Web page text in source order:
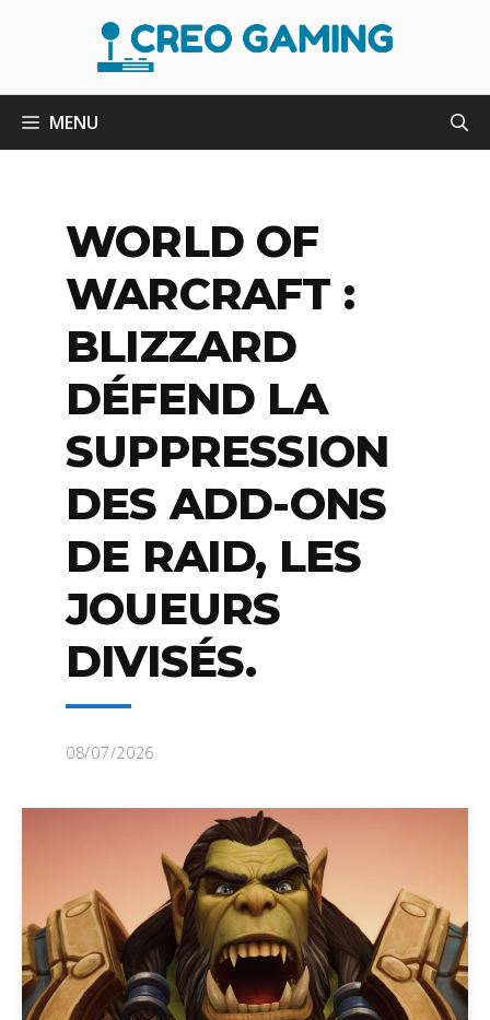
MENU
WORLD OF
WARCRAFT :
BLIZZARD
DÉFEND LA
SUPPRESSION
DES ADD-ONS
DE RAID, LES
JOUEURS
DIVISÉS.
08/07/2026